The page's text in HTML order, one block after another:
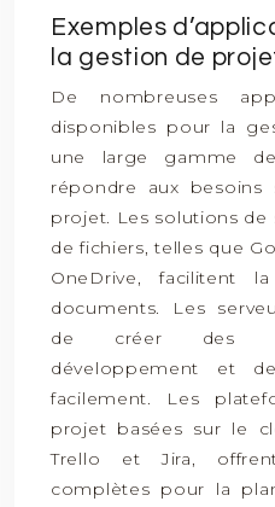
Exemples
la gestion de
De nombreuses
disponibles pour la
une large gamme
répondre aux besoins
projet. Les solutions
de fichiers, telles que
OneDrive, facilitent
documents. Les
de créer des
développement et
facilement. Les
projet basées sur le
Trello et Jira,
complètes pour la